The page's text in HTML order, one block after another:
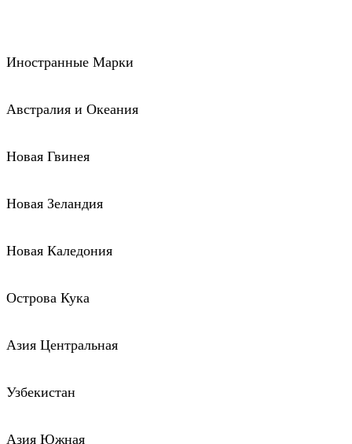
Иностранные Марки
Австралия и Океания
Новая Гвинея
Новая Зеландия
Новая Каледония
Острова Кука
Азия Центральная
Узбекистан
Азия Южная